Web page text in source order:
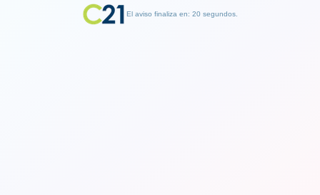
El aviso finaliza en: 19 segundos.